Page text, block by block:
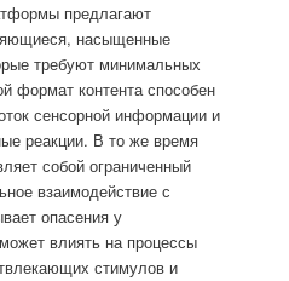
предлагают
насыщенные
требуют минимальных
формат контента способен
сенсорной информации и
реакции. В то же время
собой ограниченный
взаимодействие с
опасения у
влиять на процессы
стимулов и